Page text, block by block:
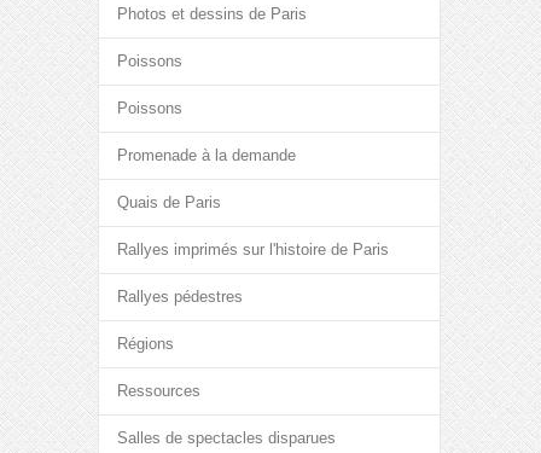
Photos et dessins de Paris
Poissons
Poissons
Promenade à la demande
Quais de Paris
Rallyes imprimés sur l'histoire de Paris
Rallyes pédestres
Régions
Ressources
Salles de spectacles disparues